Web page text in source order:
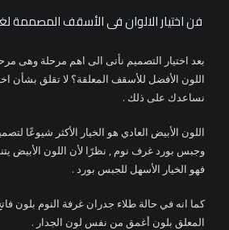
فن اختيار الالوان فى الأسقف المصممة
بعد اختيار التصميم نأتى الى اهم مرحلة وهى
اللون الأفضل للأسقف المعلقة؟ لا تقلق بشأن
نساعدك على ذلك .
اللون الأبيض العادي هو الخيار الأكثر شيوعًا
وجبس بورد غرف نوم , نظرًا لأن اللون الأبيض
فهو الخيار الأسهل للجبس بورد .
كما انه في حالة طلاء جدران غرفة النوم بلون
المعلق بلون أغمق من نفس لون الجدار .